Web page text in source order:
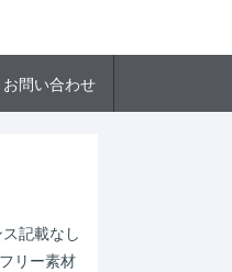
お問い合わせ
記載なし
リー素材